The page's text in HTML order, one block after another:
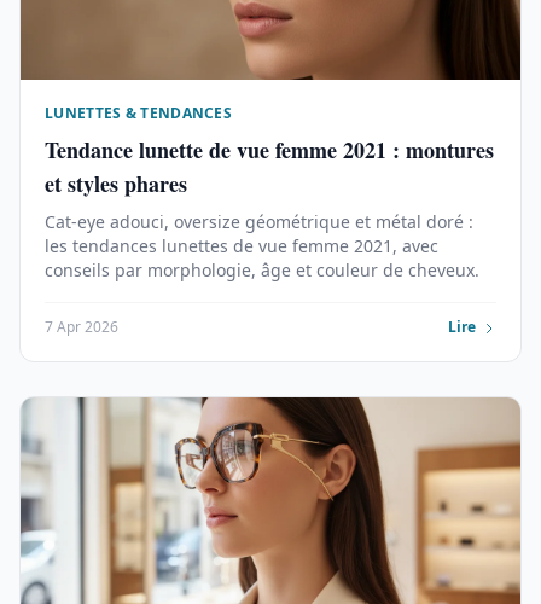
LUNETTES & TENDANCES
Tendance lunette de vue femme 2021 : montures
et styles phares
Cat-eye adouci, oversize géométrique et métal doré :
les tendances lunettes de vue femme 2021, avec
conseils par morphologie, âge et couleur de cheveux.
7 Apr 2026 Lire